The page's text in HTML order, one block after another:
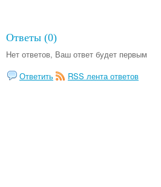
Ответы (0)
Нет ответов, Ваш ответ будет первым
Ответить
RSS лента ответов